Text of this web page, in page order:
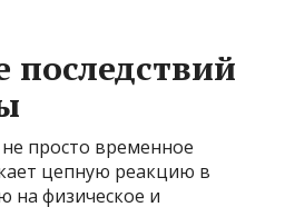
просто временное
цепную реакцию в
на физическое и